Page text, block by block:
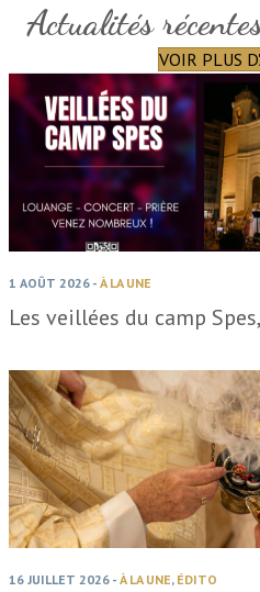
Actualités
VOIR PLUS
1 AOÛT 2026 - À LA UNE
Les veillées du camp
16 JUILLET 2026 - À LA UNE, ÉDITO